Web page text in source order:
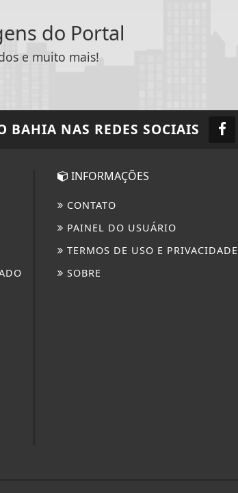
do Portal
e muito mais!
BAHIA NAS REDES SOCIAIS
INFORMAÇÕES
CONTATO
PAINEL DO USUÁRIO
TERMOS DE USO E PRIVACIDADE
SOBRE